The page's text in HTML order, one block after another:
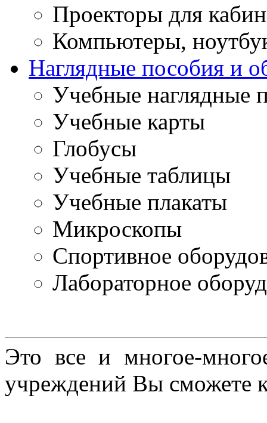
Проекторы для
Компьютеры,
Наглядные пособия и
Учебные наглядные
Учебные карты
Глобусы
Учебные таблицы
Учебные плакаты
Микроскопы
Спортивное
Лабораторное
Это все и многое-
учреждений Вы сможете